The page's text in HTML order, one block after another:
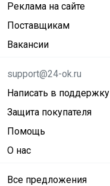
Реклама на сайте
Поставщикам
Вакансии
support@24-ok.ru
Написать в поддержку
Защита покупателя
Помощь
О нас
Все предложения